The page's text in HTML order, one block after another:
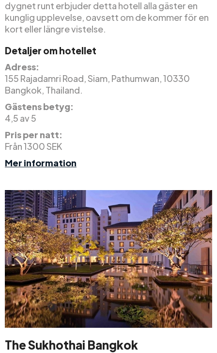
dygnet runt erbjuder detta hotell alla gäster en
kunglig upplevelse, oavsett om de kommer för en
kort eller längre vistelse.
Detaljer om hotellet
Adress:
155 Rajadamri Road, Siam, Pathumwan, 10330
Bangkok, Thailand.
Gästens betyg:
4,5 av 5
Pris per natt:
Från 1300 SEK
Mer information
The Sukhothai Bangkok